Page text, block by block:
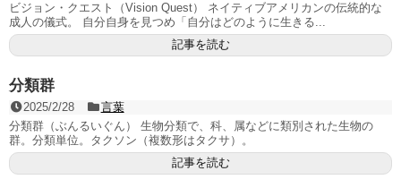
ビジョン・クエスト（Vision Quest） ネイティブアメリカンの伝統的な
成人の儀式。 自分自身を見つめ「自分はどのように生きる...
記事を読む
分類群
2025/2/28
言葉
分類群（ぶんるいぐん） 生物分類で、科、属などに類別された生物の
群。分類単位。タクソン（複数形はタクサ）。
記事を読む